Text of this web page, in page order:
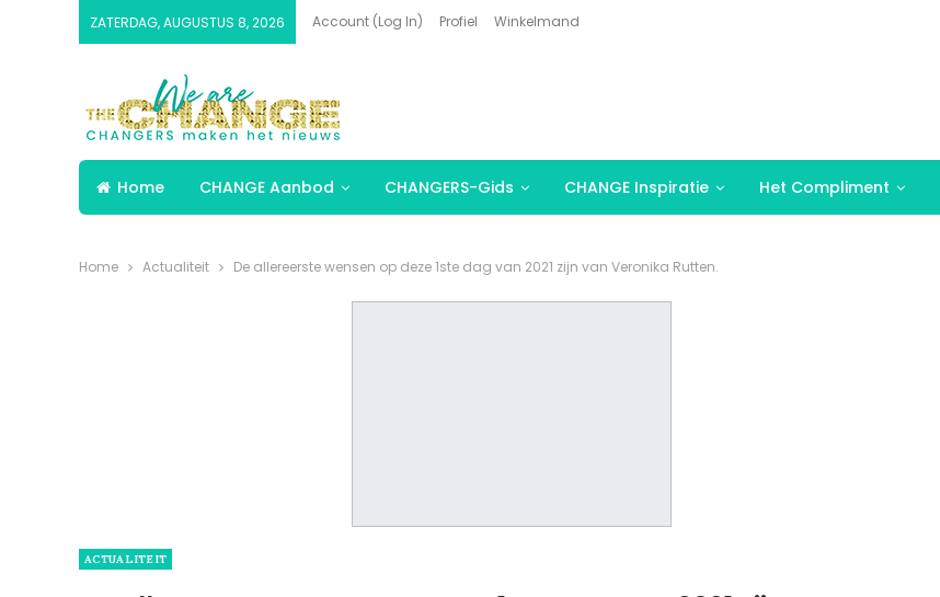
ZATERDAG, AUGUSTUS 8, 2026 Account (Log In) Profiel Winkelmand
Home CHANGE Aanbod CHANGERS-Gids CHANGE Inspiratie Het Compliment
Home Actualiteit De allereerste wensen op deze 1ste dag van 2021 zijn van Veronika Rutten.
ACTUALITEIT